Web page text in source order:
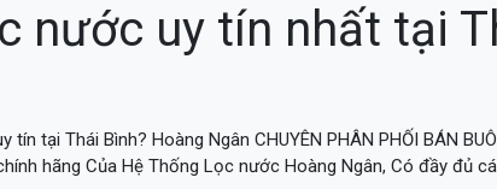
nước uy tín nhất tại
tại Thái Bình? Hoàng Ngân CHUYÊN PHÂN PHỐI BÁN
hãng Của Hệ Thống Lọc nước Hoàng Ngân, Có đầy đủ